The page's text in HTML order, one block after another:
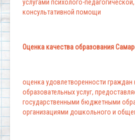
услугами психолого-
консультативной помощи
Оценка качества образования
оценка удовлетворенности граждан
образовательных услуг,
государственными бюджетными
организациями дошкольного и